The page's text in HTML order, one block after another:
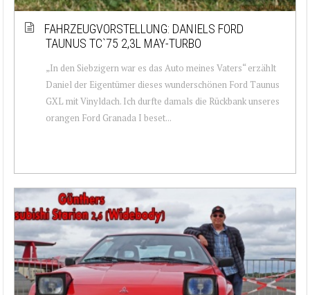
FAHRZEUGVORSTELLUNG: DANIELS FORD
TAUNUS TC`75 2,3L MAY-TURBO
„In den Siebzigern war es das Auto meines Vaters“ erzählt
Daniel der Eigentümer dieses wunderschönen Ford Taunus
GXL mit Vinyldach. Ich durfte damals die Rückbank unseres
orangen Ford Granada I beset...